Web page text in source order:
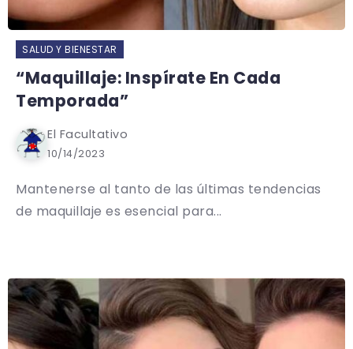
SALUD Y BIENESTAR
“Maquillaje: Inspírate En Cada
Temporada”
El Facultativo
10/14/2023
Mantenerse al tanto de las últimas tendencias
de maquillaje es esencial para...